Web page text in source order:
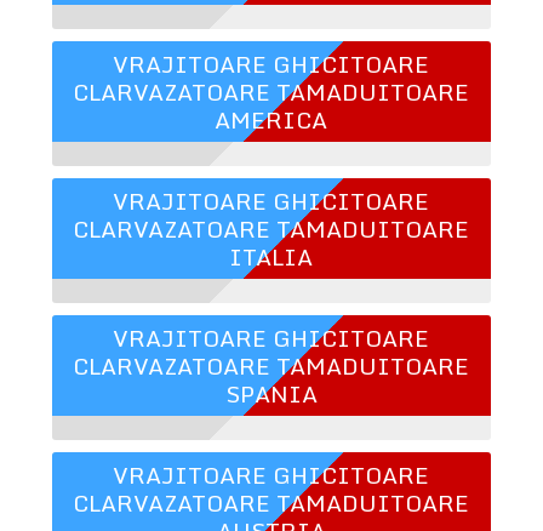
VRAJITOARE GHICITOARE
CLARVAZATOARE TAMADUITOARE
AMERICA
VRAJITOARE GHICITOARE
CLARVAZATOARE TAMADUITOARE
ITALIA
VRAJITOARE GHICITOARE
CLARVAZATOARE TAMADUITOARE
SPANIA
VRAJITOARE GHICITOARE
CLARVAZATOARE TAMADUITOARE